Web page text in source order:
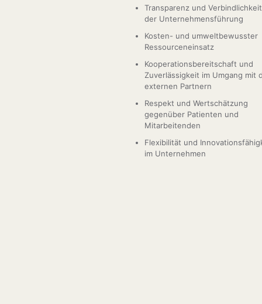
Transparenz und
der Unternehmensführung
Kosten- und umweltbewusster
Ressourceneinsatz
Kooperationsbereitschaft und
Zuverlässigkeit im Umgang mit
externen Partnern
Respekt und Wertschätzung
gegenüber Patienten und
Mitarbeitenden
Flexibilität und
im Unternehmen